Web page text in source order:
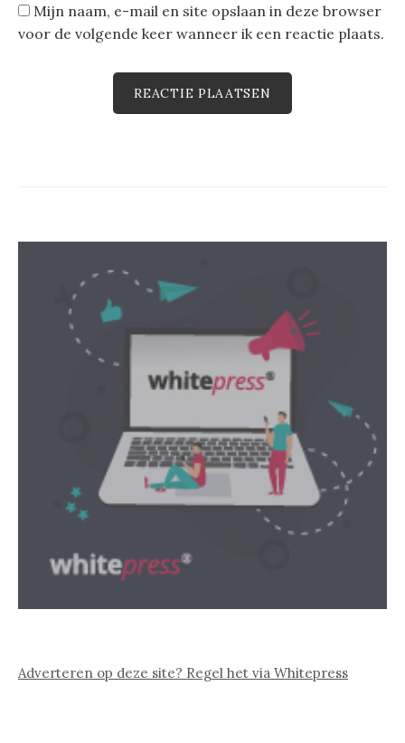
Mijn naam, e-mail en site opslaan in deze browser
voor de volgende keer wanneer ik een reactie plaats.
Adverteren op deze site? Regel het via Whitepress